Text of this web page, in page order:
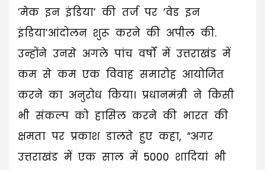
’मेक इन इंडिया’ की तर्ज पर ’वेड इन
इंडिया’आंदोलन शुरू करने की अपील की.
उन्होंने उनसे अगले पांच वर्षों में उत्तराखंड में
कम से कम एक विवाह समारोह आयोजित
करने का अनुरोध किया। प्रधानमंत्री ने किसी
भी संकल्प को हासिल करने की भारत की
क्षमता पर प्रकाश डालते हुए कहा, “अगर
उत्तराखंड में एक साल में 5000 शादियां भी